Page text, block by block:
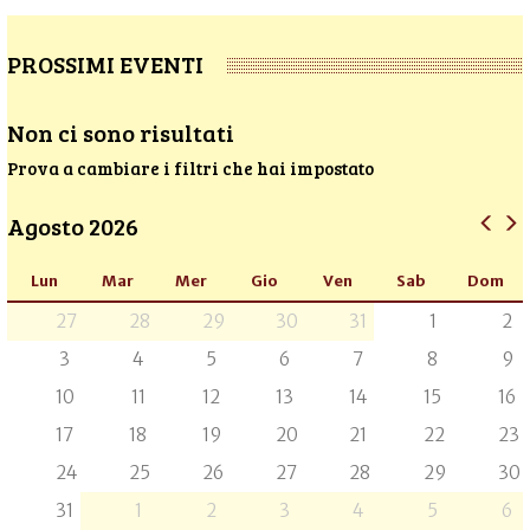
PROSSIMI EVENTI
Non ci sono risultati
Prova a cambiare i filtri che hai impostato
Agosto 2026
Lun Mar Mer Gio Ven Sab Dom
27 28 29 30 31 1
2
3
4 5 6 7 8
9
10
11 12 13 14 15
16
17
18 19 20 21 22
23
24
25 26 27 28 29
30
31
1 2 3 4 5 6